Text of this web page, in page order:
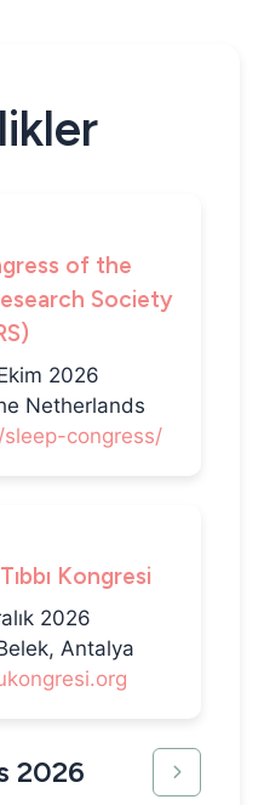
of the
Society
2026
Netherlands
congress/
Kongresi
2026
Antalya
2026